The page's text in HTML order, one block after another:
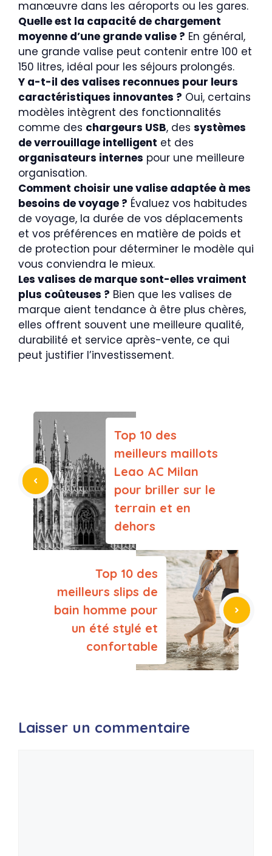
manœuvre dans les aéroports ou les gares.
Quelle est la capacité de chargement
moyenne d’une grande valise ? En général,
une grande valise peut contenir entre 100 et
150 litres, idéal pour les séjours prolongés.
Y a-t-il des valises reconnues pour leurs
caractéristiques innovantes ? Oui, certains
modèles intègrent des fonctionnalités
comme des chargeurs USB, des systèmes
de verrouillage intelligent et des
organisateurs internes pour une meilleure
organisation.
Comment choisir une valise adaptée à mes
besoins de voyage ? Évaluez vos habitudes
de voyage, la durée de vos déplacements
et vos préférences en matière de poids et
de protection pour déterminer le modèle qui
vous conviendra le mieux.
Les valises de marque sont-elles vraiment
plus coûteuses ? Bien que les valises de
marque aient tendance à être plus chères,
elles offrent souvent une meilleure qualité,
durabilité et service après-vente, ce qui
peut justifier l’investissement.
Top 10 des
meilleurs maillots
Leao AC Milan
pour briller sur le
terrain et en
dehors
Top 10 des
meilleurs slips de
bain homme pour
un été stylé et
confortable
Laisser un commentaire